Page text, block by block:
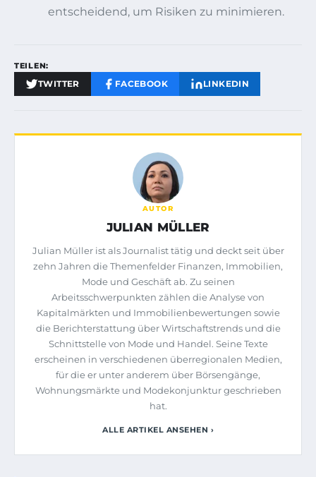
entscheidend, um Risiken zu minimieren.
TEILEN:
TWITTER FACEBOOK LINKEDIN
AUTOR
JULIAN MÜLLER
Julian Müller ist als Journalist tätig und deckt seit über
zehn Jahren die Themenfelder Finanzen, Immobilien,
Mode und Geschäft ab. Zu seinen
Arbeitsschwerpunkten zählen die Analyse von
Kapitalmärkten und Immobilienbewertungen sowie
die Berichterstattung über Wirtschaftstrends und die
Schnittstelle von Mode und Handel. Seine Texte
erscheinen in verschiedenen überregionalen Medien,
für die er unter anderem über Börsengänge,
Wohnungsmärkte und Modekonjunktur geschrieben
hat.
ALLE ARTIKEL ANSEHEN ›